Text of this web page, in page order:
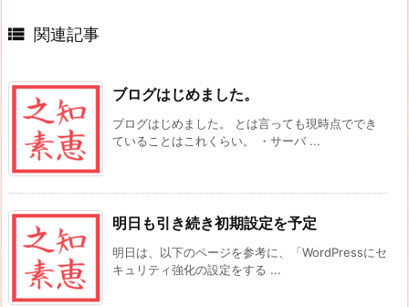
 関連記事
ブログはじめました。
ブログはじめました。 とは言っても現時点ででき
ていることはこれくらい。 ・サーバ ...
明日も引き続き初期設定を予定
明日は、以下のページを参考に、「WordPressにセ
キュリティ強化の設定をする ...